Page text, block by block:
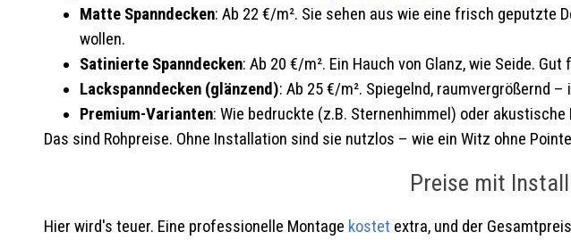
Matte Spanndecken: Ab 22 €/m². Sie sehen aus wie eine frisch geputzte
wollen.
Satinierte Spanndecken: Ab 20 €/m². Ein Hauch von Glanz, wie Seide.
Lackspanndecken (glänzend): Ab 25 €/m². Spiegelnd, raumvergrößernd
Premium-Varianten: Wie bedruckte (z.B. Sternenhimmel) oder akustische
Das sind Rohpreise. Ohne Installation sind sie nutzlos – wie ein Witz ohne
Preise mit
Hier wird's teuer. Eine professionelle Montage kostet extra, und der